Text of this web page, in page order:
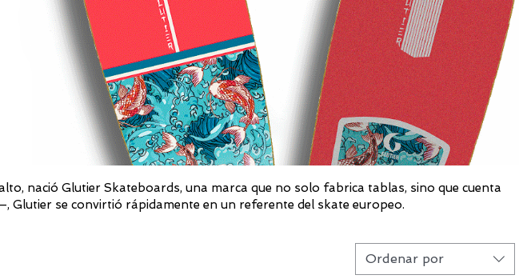
nació Glutier Skateboards, una marca que no solo fabrica tablas, sino que cuenta
se convirtió rápidamente en un referente del skate europeo.
Ordenar por